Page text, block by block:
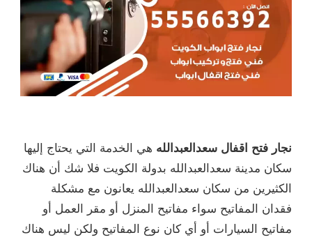
نجار فتح اقفال سعدالعبدالله هي الخدمة التي يحتاج إليها
سكان مدينة سعدالعبدالله بدولة الكويت فلا شك أن هناك
الكثيرين من سكان سعدالعبدالله يعانون مع مشكلة
فقدان المفاتيح سواء مفاتيح المنزل أو مقر العمل أو
مفاتيح السيارات أو أي كان نوع المفاتيح ولكن ليس هناك